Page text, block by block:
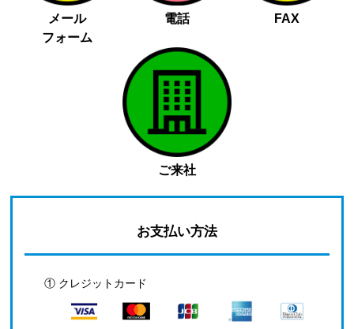
メール
フォーム
電話 FAX
ご来社
お支払い方法
① クレジットカード